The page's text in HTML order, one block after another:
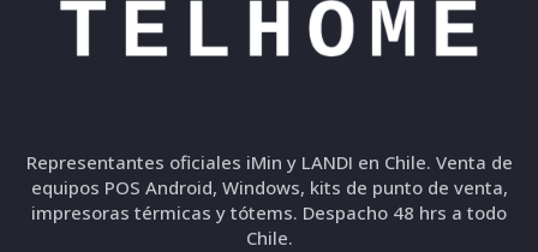
Representantes oficiales iMin y LANDI en Chile. Venta de
equipos POS Android, Windows, kits de punto de venta,
impresoras térmicas y tótems. Despacho 48 hrs a todo
Chile.